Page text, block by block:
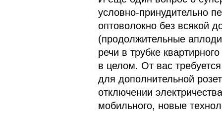
условно-принудительно
оптоволокно без всякой
(продолжительные
речи в трубке
в целом. От вас
для дополнительной
отключении
мобильного, новые